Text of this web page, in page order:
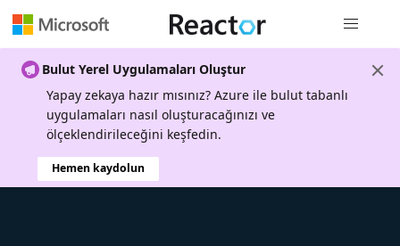
Bulut Yerel Uygulamaları Oluştur
Yapay zekaya hazır mısınız? Azure ile bulut tabanlı
uygulamaları nasıl oluşturacağınızı ve
ölçeklendirileceğini keşfedin.
Hemen kaydolun